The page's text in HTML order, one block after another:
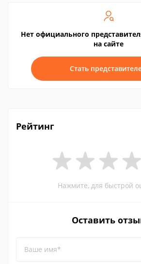
Нет официального
на сайте
Стать
Рейтинг
Нажмите, для быстрой
Оставить
Ваше имя*